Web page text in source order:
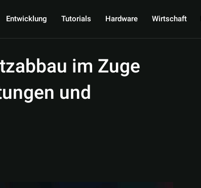
Entwicklung Tutorials Hardware Wirtschaft
im Zuge
und